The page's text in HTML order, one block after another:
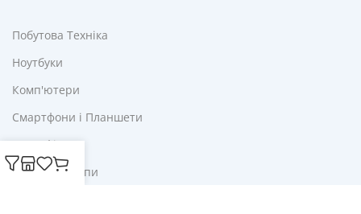
Побутова Техніка
Ноутбуки
Комп'ютери
Смартфони і Планшети
Для Офісу
Ліхтарі і Лампи